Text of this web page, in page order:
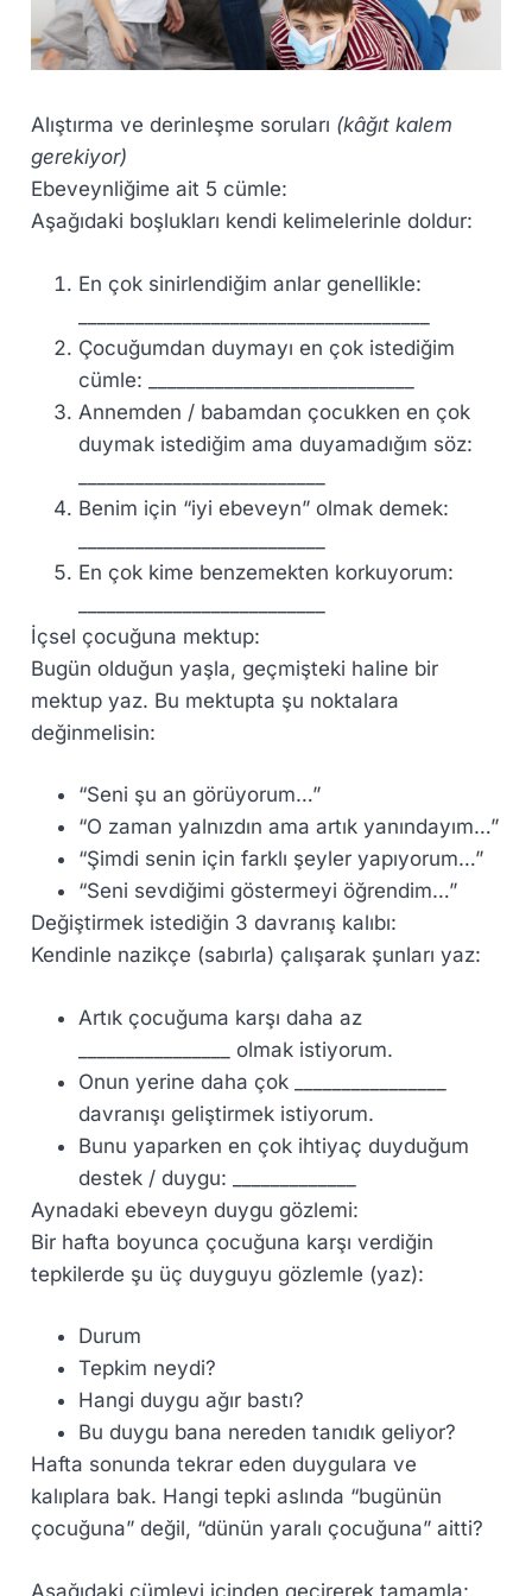
Alıştırma ve derinleşme soruları (kâğıt kalem
gerekiyor)
Ebeveynliğime ait 5 cümle:
Aşağıdaki boşlukları kendi kelimelerinle doldur:
En çok sinirlendiğim anlar genellikle:
Çocuğumdan duymayı en çok istediğim
cümle: ____________________________
Annemden / babamdan çocukken en çok
duymak istediğim ama duyamadığım söz:
Benim için “iyi ebeveyn” olmak demek:
En çok kime benzemekten korkuyorum:
İçsel çocuğuna mektup:
Bugün olduğun yaşla, geçmişteki haline bir
mektup yaz. Bu mektupta şu noktalara
değinmelisin:
“Seni şu an görüyorum…”
“O zaman yalnızdın ama artık yanındayım…”
“Şimdi senin için farklı şeyler yapıyorum…”
“Seni sevdiğimi göstermeyi öğrendim…”
Değiştirmek istediğin 3 davranış kalıbı:
Kendinle nazikçe (sabırla) çalışarak şunları yaz:
Artık çocuğuma karşı daha az
________________ olmak istiyorum.
Onun yerine daha çok ________________
davranışı geliştirmek istiyorum.
Bunu yaparken en çok ihtiyaç duyduğum
destek / duygu: _____________
Aynadaki ebeveyn duygu gözlemi:
Bir hafta boyunca çocuğuna karşı verdiğin
tepkilerde şu üç duyguyu gözlemle (yaz):
Durum
Tepkim neydi?
Hangi duygu ağır bastı?
Bu duygu bana nereden tanıdık geliyor?
Hafta sonunda tekrar eden duygulara ve
kalıplara bak. Hangi tepki aslında “bugünün
çocuğuna” değil, “dünün yaralı çocuğuna” aitti?
Aşağıdaki cümleyi içinden geçirerek tamamla: